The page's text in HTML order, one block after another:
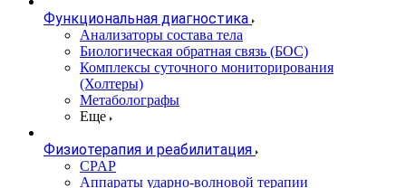
Функциональная диагностика
Анализаторы состава тела
Биологическая обратная связь (БОС)
Комплексы суточного мониторирования
(Холтеры)
Метаболографы
Еще
Физиотерапия и реабилитация
CPAP
Аппараты ударно-волновой терапии